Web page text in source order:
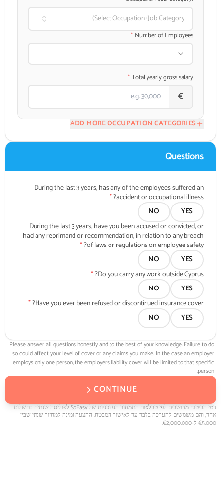
Select Occupation (Job Category)
Number of Employees
*
Total yearly gross salary
*
€
ADD MORE OCCUPATION CATEGORIES
Questions
During the last 3 years, has any of the employees suffered an
accident or occupational illness?
*
YES
NO
During the last 3 years, have you been accused or convicted, or
had any reprimand or recommendation, in relation to any breach
of laws or regulations on employee safety?
*
YES
NO
Do you carry any work outside Cyprus?
*
YES
NO
Have you ever been refused or discontinued insurance cover?
*
YES
NO
Please answer all questions honestly and to the best of your knowledge. Failure to do
so could affect your level of cover or any claims you make. In the case an employer
employs only one person, the employers liability cover will be limited to that specific
person.
CONTINUE
דמי הביטוח מחושבים לפי טבלאות התמחור העדכניות של SoEasy לפוליסה שנתית בתשלום
אחד, והם משמשים להערכה בלבד עד לאישור המבטח. ההצעה זמינה למחזור שנתי שבין
€5,000 ל-€2,000,000.